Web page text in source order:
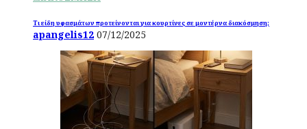
Τι είδη υφασμάτων προτείνονται για κουρτίνες σε μοντέρνα διακόσμηση;
apangelis12 07/12/2025